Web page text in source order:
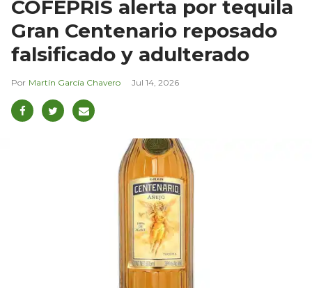
COFEPRIS alerta por tequila
Gran Centenario reposado
falsificado y adulterado
Martín García Chavero Jul 14, 2026